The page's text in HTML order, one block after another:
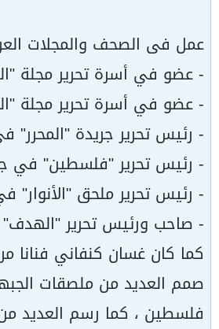
عمل فى الصحف والمجلات
- عضو في أسرة تحرير مجلة
- عضو في أسرة تحرير مجلة
- رئيس تحرير جريدة "المحرر"
- رئيس تحرير "فلسطين" في
- رئيس تحرير ملحق "الأنوار"
- صاحب ورئيس تحرير
كما كان غسان كنفاني
صمم العديد من ملصقات
فلسطين ، كما رسم العديد